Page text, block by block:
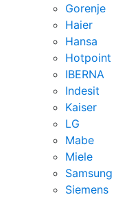
Gorenje
Haier
Hansa
Hotpoint
IBERNA
Indesit
Kaiser
LG
Mabe
Miele
Samsung
Siemens